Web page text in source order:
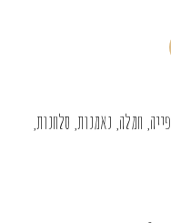
, חמלה, נאמנות, סלחנות,